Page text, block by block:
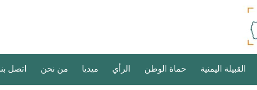
القبيلة اليمنية حماة الوطن الرأي ميديا من نحن اتصل